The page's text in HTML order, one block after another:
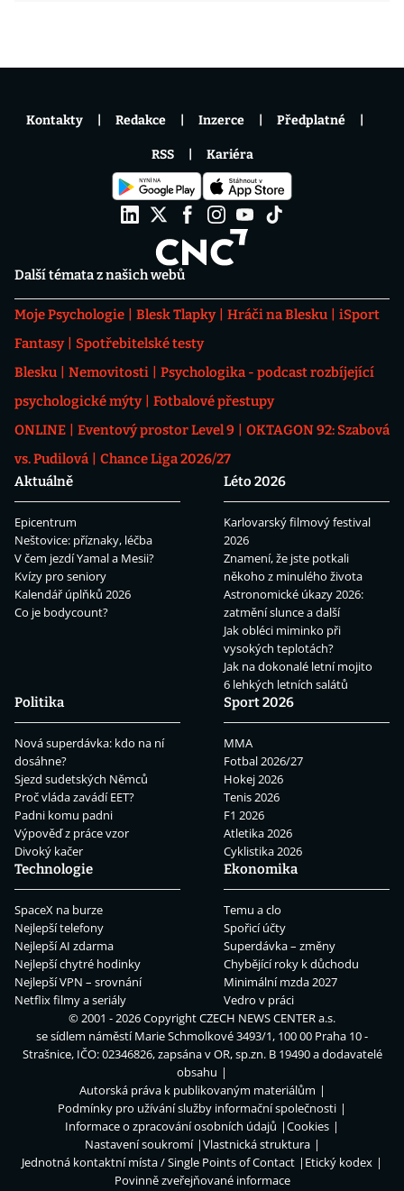
Další témata z našich webů
Moje Psychologie Blesk Tlapky Hráči na Blesku
iSport
Fantasy
Spotřebitelské testy
Blesku
Nemovitosti
Psychologika - podcast rozbíjející
psychologické mýty
Fotbalové přestupy
ONLINE
Eventový prostor Level 9
OKTAGON 92: Szabová
vs. Pudilová
Chance Liga 2026/27
Aktuálně
Epicentrum
Neštovice: příznaky, léčba
V čem jezdí Yamal a Mesii?
Kvízy pro seniory
Kalendář úplňků 2026
Co je bodycount?
Léto 2026
Karlovarský filmový festival
2026
Znamení, že jste potkali
někoho z minulého života
Astronomické úkazy 2026:
zatmění slunce a další
Jak obléci miminko při
vysokých teplotách?
Jak na dokonalé letní mojito
6 lehkých letních salátů
Politika
Nová superdávka: kdo na ní
dosáhne?
Sjezd sudetských Němců
Proč vláda zavádí EET?
Padni komu padni
Výpověď z práce vzor
Divoký kačer
Sport 2026
MMA
Fotbal 2026/27
Hokej 2026
Tenis 2026
F1 2026
Atletika 2026
Cyklistika 2026
Technologie
SpaceX na burze
Nejlepší telefony
Nejlepší AI zdarma
Nejlepší chytré hodinky
Nejlepší VPN – srovnání
Netflix filmy a seriály
Ekonomika
Temu a clo
Spořicí účty
Superdávka – změny
Chybějící roky k důchodu
Minimální mzda 2027
Vedro v práci
Kontakty Redakce Inzerce Předplatné
RSS Kariéra
© 2001 - 2026 CopyrightCZECH NEWS CENTER a.s.
se sídlem náměstí Marie Schmolkové 3493/1, 100 00 Praha 10 -
Strašnice, IČO: 02346826, zapsána v OR, sp.zn. B 19490 a dodavatelé
obsahu
Autorská práva k publikovaným materiálům
Podmínky pro užívání služby informační společnosti
Informace o zpracování osobních údajů
Cookies
Nastavení soukromí
Vlastnická struktura
Jednotná kontaktní místa / Single Points of Contact
Etický kodex
Povinně zveřejňované informace